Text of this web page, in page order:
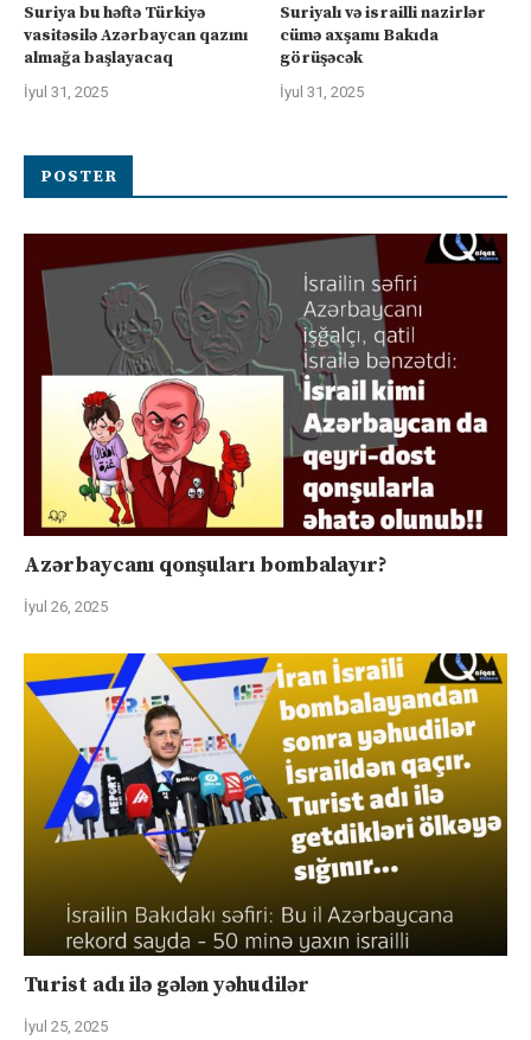
Suriya bu həftə Türkiyə
vasitəsilə Azərbaycan qazını
almağa başlayacaq
İyul 31, 2025
Suriyalı və israilli nazirlər
cümə axşamı Bakıda
görüşəcək
İyul 31, 2025
POSTER
Azərbaycanı qonşuları bombalayır?
İyul 26, 2025
Turist adı ilə gələn yəhudilər
İyul 25, 2025